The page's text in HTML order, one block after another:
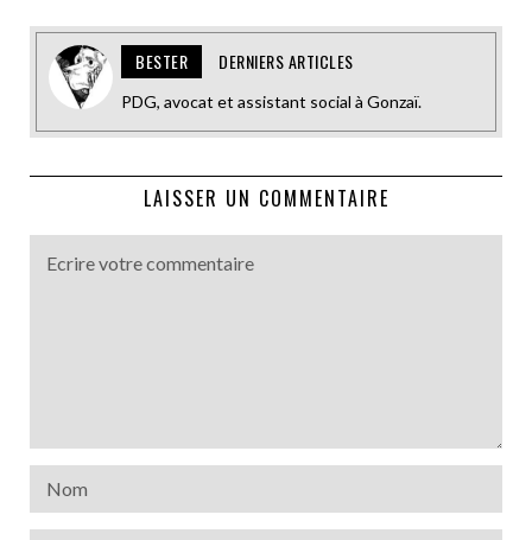
BESTER DERNIERS ARTICLES
PDG, avocat et assistant social à Gonzaï.
LAISSER UN COMMENTAIRE